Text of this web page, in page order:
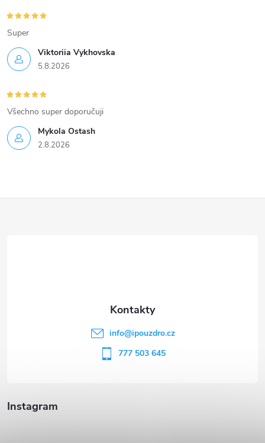
Viktoriia Vykhovska
5.8.2026
Super
Mykola Ostash
2.8.2026
Všechno super doporučuji
Instagram
info@ipouzdro.cz
777 503 645